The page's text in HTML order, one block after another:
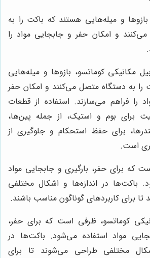
بازوها و میله‌هایی هستند که باکت را به
و امکان حفر و جابجایی مواد را
مکانیکی کوماتسو، بازوها و میله‌هایی
را به دستگاه متصل می‌کنند و امکان حفر
را فراهم می‌سازند. استفاده از قطعات
برای بوم و استیک، از جمله پین‌ها،
برای حفظ استحکام و جلوگیری از
است.
که برای حفر، بارگیری و جابجایی مواد
باکت‌ها در اندازه‌ها و اشکال مختلفی
برای کاربردهای گوناگون مناسب باشند.
کوماتسو، ظرفی است که برای حفر،
مواد استفاده می‌شود. باکت‌ها در
مختلفی طراحی می‌شوند تا برای